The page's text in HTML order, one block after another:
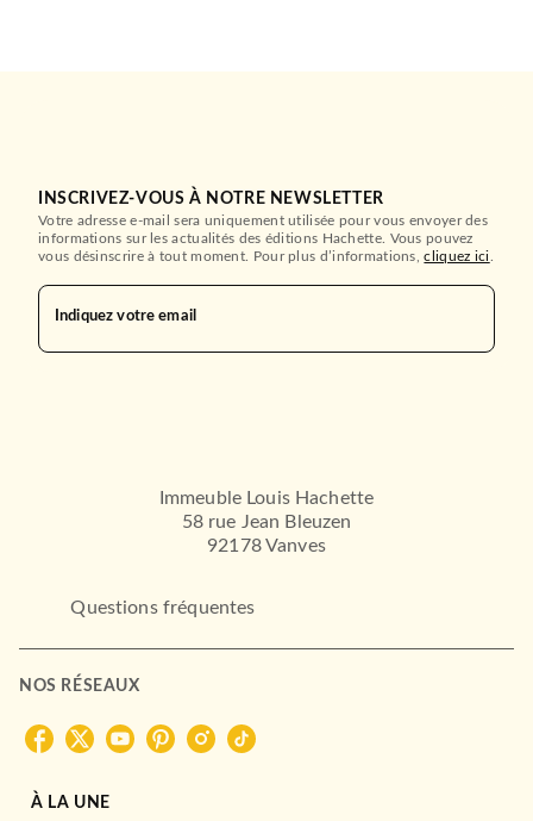
INSCRIVEZ-VOUS À NOTRE NEWSLETTER
Votre adresse e-mail sera uniquement utilisée pour vous envoyer des
informations sur les actualités des éditions Hachette. Vous pouvez
vous désinscrire à tout moment. Pour plus d’informations,cliquez ici
Indiquez votre email
Immeuble Louis Hachette
58 rue Jean Bleuzen
92178 Vanves
Questions fréquentes
NOS RÉSEAUX
À LA UNE